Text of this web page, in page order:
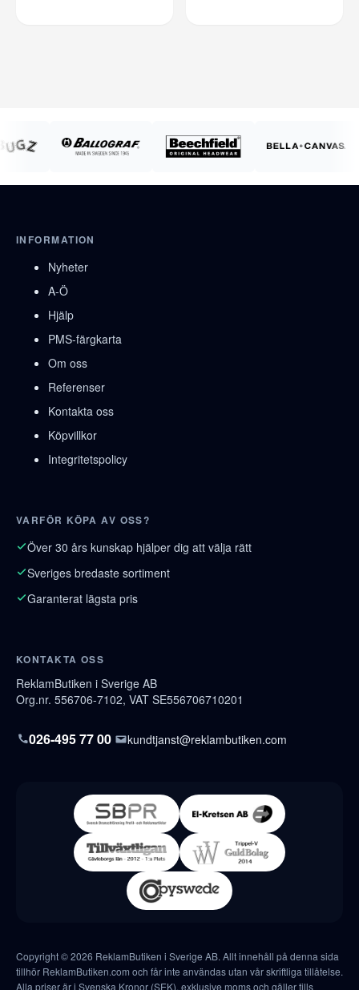
INFORMATION
Nyheter
A-Ö
Hjälp
PMS-färgkarta
Om oss
Referenser
Kontakta oss
Köpvillkor
Integritetspolicy
VARFÖR KÖPA AV OSS?
Över 30 års kunskap hjälper dig att välja rätt
Sveriges bredaste sortiment
Garanterat lägsta pris
KONTAKTA OSS
ReklamButiken i Sverige AB
Org.nr. 556706-7102, VAT SE556706710201
026-495 77 00 kundtjanst@reklambutiken.com
Copyright © 2026 ReklamButiken i Sverige AB. Allt innehåll på denna sida
tillhör ReklamButiken.com och får inte användas utan vår skriftliga tillåtelse.
Alla priser är i Svenska Kronor (SEK), exklusive moms och gäller tills